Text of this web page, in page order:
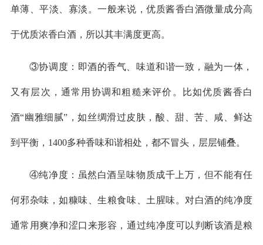
单薄、平淡、寡淡。一般来说，优质酱香白酒微量成分高
于优质浓香白酒，所以其丰满度更高。
③协调度：即酒的香气、味道和谐一致，融为一体，
又有层次，通常用协调和粗糙来评价。比如优质酱香白
酒“幽雅细腻”，如丝绸滑过皮肤，酸、甜、苦、咸、鲜达
到平衡，1400多种香味和谐相处，都不冒头，层层铺叠。
④纯净度：虽然白酒呈味物质成千上万，但不能有任
何邪杂味，如糠味、生粮食味、土腥味。对白酒的纯净度
通常用爽净和涩口来形容，通过纯净度可以判断该酒是粮